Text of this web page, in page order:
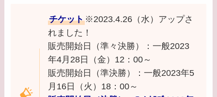
チケット※2023.4.26（水）アップさ
れました！
販売開始日（準々決勝）：一般2023
年4月28日（金）12：00～
販売開始日（準決勝）：一般2023年5
月16日（火）18：00～